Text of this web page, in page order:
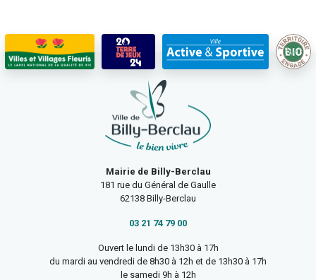
Mairie de Billy-Berclau
181 rue du Général de Gaulle
62138 Billy-Berclau
03 21 74 79 00
Ouvert le lundi de 13h30 à 17h
du mardi au vendredi de 8h30 à 12h et de 13h30 à 17h
le samedi 9h à 12h